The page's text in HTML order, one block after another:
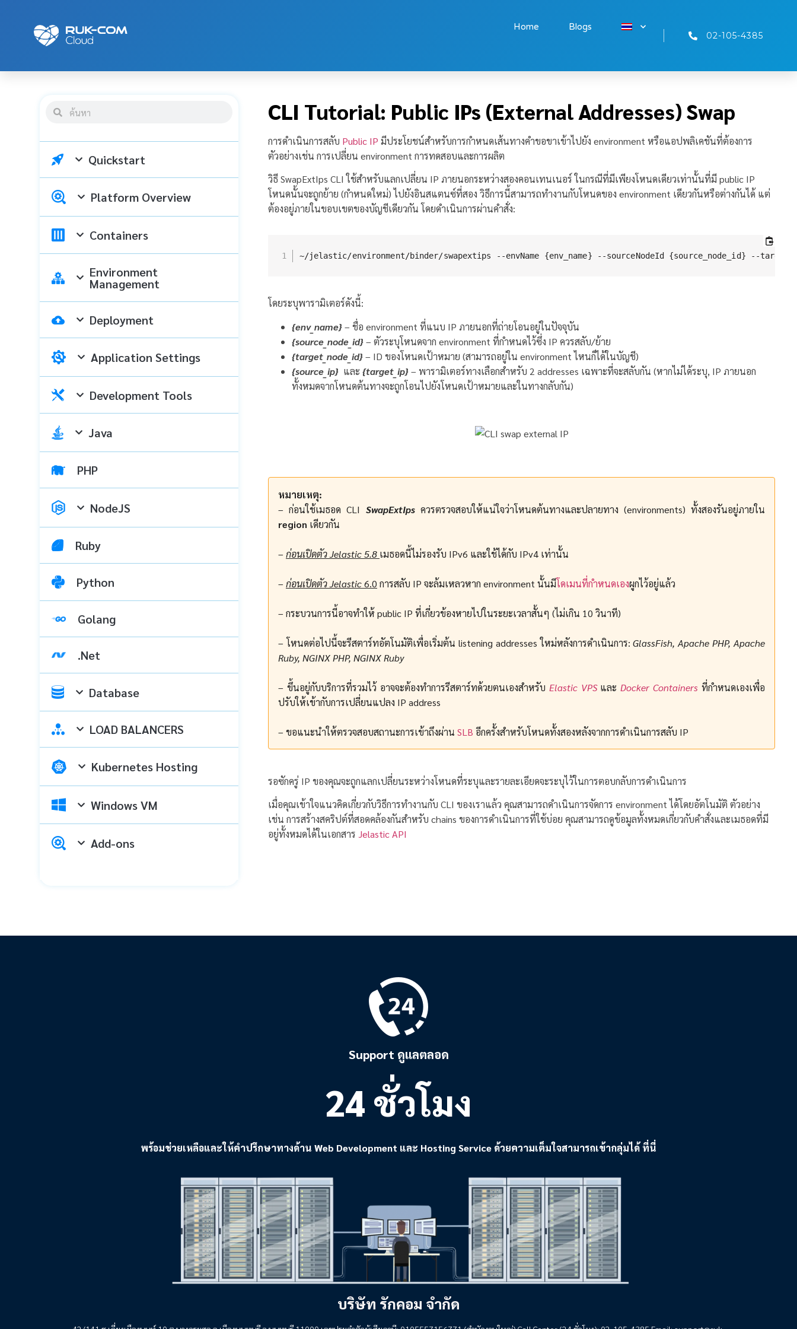
Home
Blogs
02-105-4385
Quickstart
Platform Overview
Containers
Environment
Management
Deployment
Application Settings
Development Tools
Java
PHP
NodeJS
Ruby
Python
Golang
.Net
Database
LOAD BALANCERS
Kubernetes Hosting
Windows VM
Add-ons
CLI Tutorial: Public IPs (External Addresses) Swap
การดำเนินการสลับ Public IP มีประโยชน์สำหรับการกำหนดเส้นทางคำขอขาเข้าไปยัง environment หรือแอปพลิเคชันที่ต้องการ
ตัวอย่างเช่น การเปลี่ยน environment การทดสอบและการผลิต
วิธี SwapExtIps CLI ใช้สำหรับแลกเปลี่ยน IP ภายนอกระหว่างสองคอนเทนเนอร์ ในกรณีที่มีเพียงโหนดเดียวเท่านั้นที่มี public IP
โหนดนั้นจะถูกย้าย (กำหนดใหม่) ไปยังอินสแตนซ์ที่สอง วิธีการนี้สามารถทำงานกับโหนดของ environment เดียวกันหรือต่างกันได้ แต่
ต้องอยู่ภายในขอบเขตของบัญชีเดียวกัน โดยดำเนินการผ่านคำสั่ง:
~/jelastic/environment/binder/swapextips --envName {env_name} --sourceNodeId {source_node_id} --
โดยระบุพารามิเตอร์ดังนี้:
{env_name}– ชื่อ environment ที่แนบ IP ภายนอกที่ถ่ายโอนอยู่ในปัจจุบัน
{source_node_id}– ตัวระบุโหนดจาก environment ที่กำหนดไว้ซึ่ง IP ควรสลับ/ย้าย
{target_node_id}– ID ของโหนดเป้าหมาย (สามารถอยู่ใน environment ไหนก็ได้ในบัญชี)
{source_ip} และ {target_ip}– พารามิเตอร์ทางเลือกสำหรับ 2 addresses เฉพาะที่จะสลับกัน (หากไม่ได้ระบุ, IP ภายนอก
ทั้งหมดจากโหนดต้นทางจะถูกโอนไปยังโหนดเป้าหมายและในทางกลับกัน)
หมายเหตุ:
– ก่อนใช้เมธอด CLI SwapExtIpsควรตรวจสอบให้แน่ใจว่าโหนดต้นทางและปลายทาง (environments) ทั้งสองรันอยู่ภายใน
region เดียวกัน
– ก่อนเปิดตัว Jelastic 5.8 เมธอดนี้ไม่รองรับ IPv6 และใช้ได้กับ IPv4 เท่านั้น
– ก่อนเปิดตัว Jelastic6.0 การสลับ IP จะล้มเหลวหาก environment นั้นมีโดเมนที่กำหนดเองผูกไว้อยู่แล้ว
– กระบวนการนี้อาจทำให้ public IP ที่เกี่ยวข้องหายไปในระยะเวลาสั้นๆ (ไม่เกิน 10 วินาที)
– โหนดต่อไปนี้จะรีสตาร์ทอัตโนมัติเพื่อเริ่มต้น listening addresses ใหม่หลังการดำเนินการ:GlassFish, Apache PHP, Apache
Ruby, NGINX PHP, NGINX Ruby
– ขึ้นอยู่กับบริการที่รวมไว้ อาจจะต้องทำการรีสตาร์ทด้วยตนเองสำหรับ Elastic VPSและDocker Containers ที่กำหนดเองเพื่อ
ปรับให้เข้ากับการเปลี่ยนแปลง IP address
– ขอแนะนำให้ตรวจสอบสถานะการเข้าถึงผ่าน SLB อีกครั้งสำหรับโหนดทั้งสองหลังจากการดำเนินการสลับ IP
รอซักครู่ IP ของคุณจะถูกแลกเปลี่ยนระหว่างโหนดที่ระบุและรายละเอียดจะระบุไว้ในการตอบกลับการดำเนินการ
เมื่อคุณเข้าใจแนวคิดเกี่ยวกับวิธีการทำงานกับ CLI ของเราแล้ว คุณสามารถดำเนินการจัดการ environment ได้โดยอัตโนมัติ ตัวอย่าง
เช่น การสร้างสคริปต์ที่สอดคล้องกันสำหรับ chains ของการดำเนินการที่ใช้บ่อย คุณสามารถดูข้อมูลทั้งหมดเกี่ยวกับคำสั่งและเมธอดที่มี
อยู่ทั้งหมดได้ในเอกสาร Jelastic API
Support ดูแลตลอด
24 ชั่วโมง
พร้อมช่วยเหลือและให้คำปรึกษาทางด้าน Web Development และ Hosting Service ด้วยความเต็มใจสามารถเข้ากลุ่มได้ ที่นี่
บริษัท รักคอม จำกัด